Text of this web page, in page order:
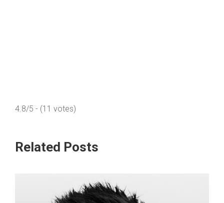
4.8/5 - (11 votes)
Related Posts